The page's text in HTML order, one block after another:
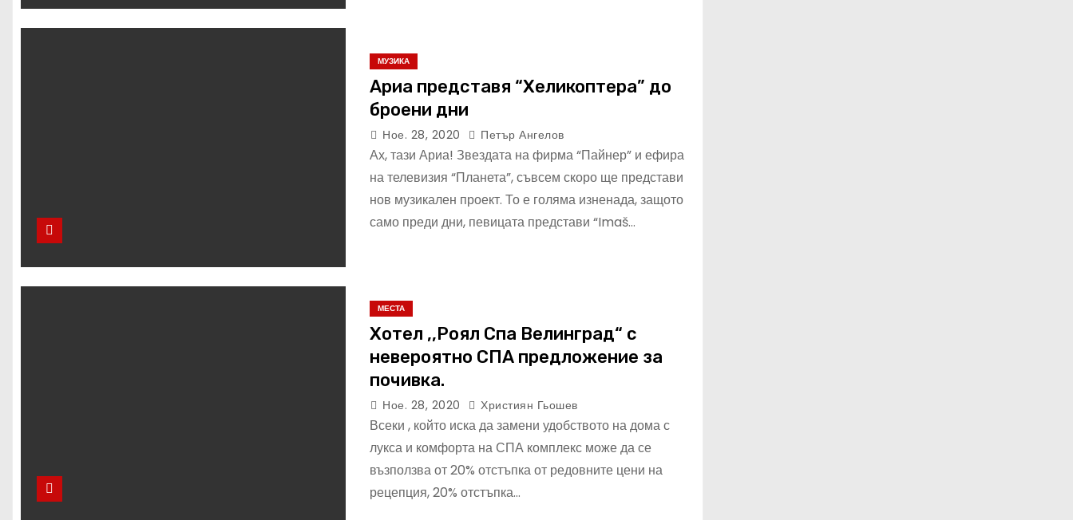
МУЗИКА
Ариа представя “Хеликоптера” до
броени дни
Ное. 28, 2020 Петър Ангелов
Ах, тази Ариа! Звездата на фирма “Пайнер” и ефира
на телевизия “Планета”, съвсем скоро ще представи
нов музикален проект. То е голяма изненада, защото
само преди дни, певицата представи “Imaš…
МЕСТА
Хотел ,,Роял Спа Велинград“ с
невероятно СПА предложение за
почивка.
Ное. 28, 2020 Християн Гьошев
Всеки , който иска да замени удобството на дома с
лукса и комфорта на СПА комплекс може да се
възползва от 20% отстъпка от редовните цени на
рецепция, 20% отстъпка…